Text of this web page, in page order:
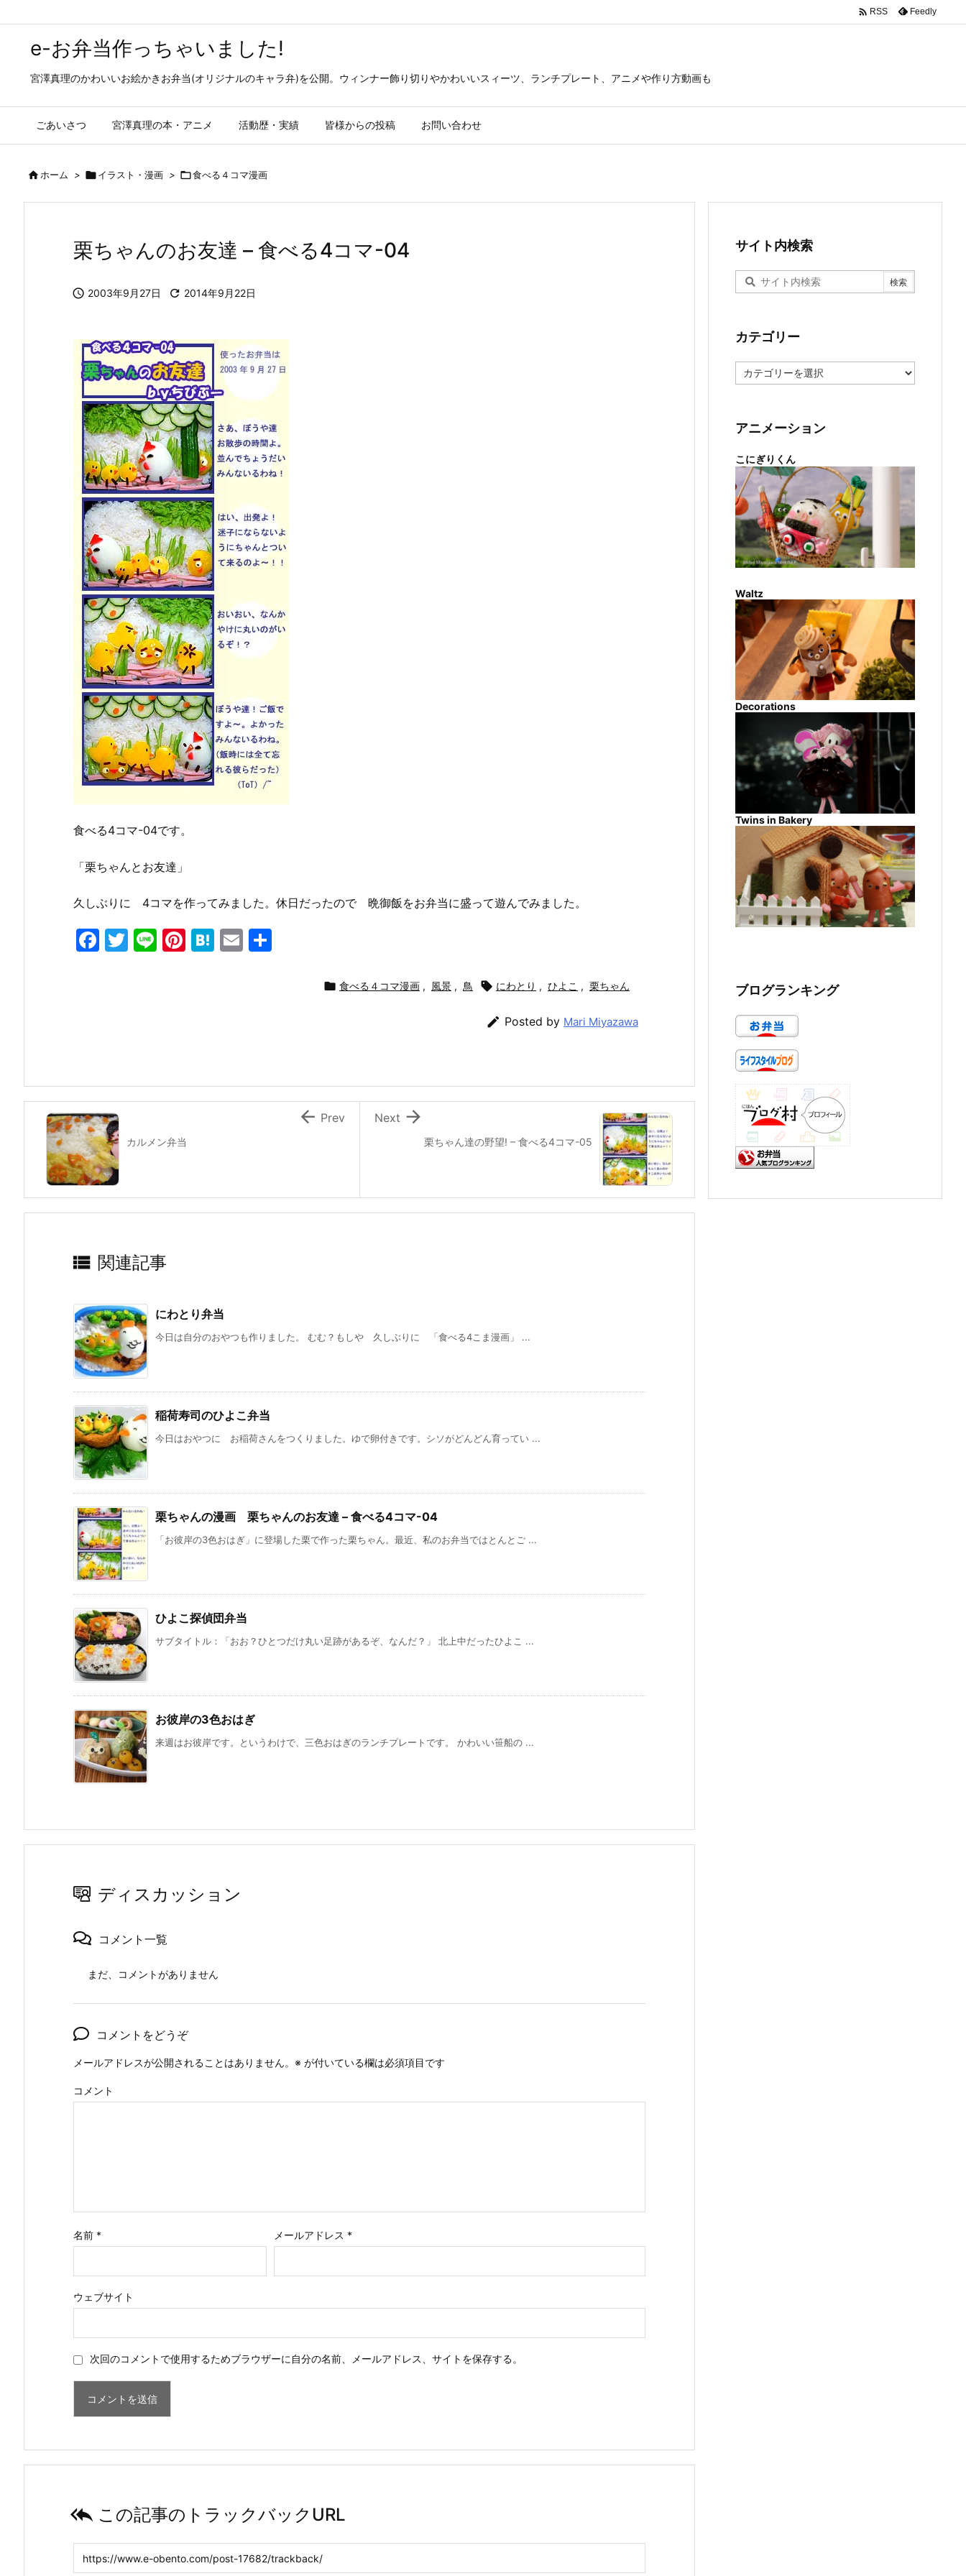
e-お弁当作っちゃいました!
宮澤真理のかわいいお絵かきお弁当(オリジナルのキャラ弁)を公開。ウィンナー飾り切りやかわいいスィーツ、ランチプレート、アニメや作り方動画も
ごあいさつ 宮澤真理の本・アニメ 活動歴・実績 皆様からの投稿 お問い合わせ
 RSS Feedly
ホーム > イラスト・漫画 > 食べる４コマ漫画
栗ちゃんのお友達 – 食べる4コマ-04
 2003年9月27日  2014年9月22日
食べる4コマ-04です。
「栗ちゃんとお友達」
久しぶりに 4コマを作ってみました。休日だったので 晩御飯をお弁当に盛って遊んでみました。
F
k
T
Li Pi H
E
 食べる４コマ漫画 , 風景 , 鳥  にわとり , ひよこ , 栗ちゃん
 Posted by Mari Miyazawa
栗ちゃん達の野望! – 食べる4コマ-05

Next
カルメン弁当
 Prev
 関連記事
にわとり弁当
今日は自分のおやつも作りました。 むむ？もしや 久しぶりに 「食べる4こま漫画」 ...
稲荷寿司のひよこ弁当
今日はおやつに お稲荷さんをつくりました。ゆで卵付きです。シソがどんどん育ってい ...
栗ちゃんの漫画 栗ちゃんのお友達 – 食べる4コマ-04
「お彼岸の3色おはぎ」に登場した栗で作った栗ちゃん。最近、私のお弁当ではとんとご ...
ひよこ探偵団弁当
サブタイトル：「おお？ひとつだけ丸い足跡があるぞ、なんだ？」 北上中だったひよこ ...
お彼岸の3色おはぎ
来週はお彼岸です。というわけで、三色おはぎのランチプレートです。 かわいい笹船の ...
ディスカッション
コメント一覧
まだ、コメントがありません
コメントをどうぞ
メールアドレスが公開されることはありません。 ※ が付いている欄は必須項目です
コメント
名前 * メールアドレス *
ウェブサイト
次回のコメントで使用するためブラウザーに自分の名前、メールアドレス、サイトを保存する。
 この記事のトラックバックURL
サイト内検索
カテゴリー
テ
ー
アニメーション
こにぎりくん
Waltz
Decorations
Twins in Bakery
ブログランキング